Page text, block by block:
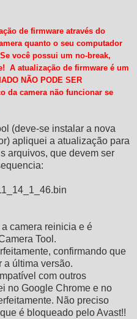
de firmware através do
quanto o seu computador
você possui um no-break,
A atualização de firmware é um
NÃO PODE SER
da camera não funcionar se
(deve-se instalar a nova
apliquei a atualização para
arquivos, que devem ser
camera reinicia e é
Tool.
confirmando que
a última versão.
com outros
no Google Chrome e no
Não preciso
é bloqueado pelo Avast!!